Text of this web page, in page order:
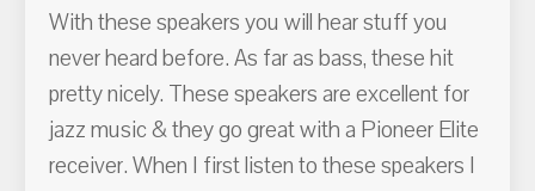
With these speakers you will hear stuff you
never heard before. As far as bass, these hit
pretty nicely. These speakers are excellent for
jazz music & they go great with a Pioneer Elite
receiver. When I first listen to these speakers I